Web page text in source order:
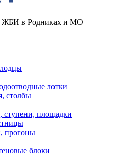
ЖБИ в Родниках и МО
лотки
столбы
площадки
прогоны
блоки